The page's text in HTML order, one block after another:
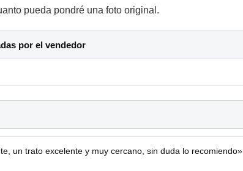
pueda pondré una foto original.
por el vendedor
un trato excelente y muy cercano, sin duda lo recomiendo»